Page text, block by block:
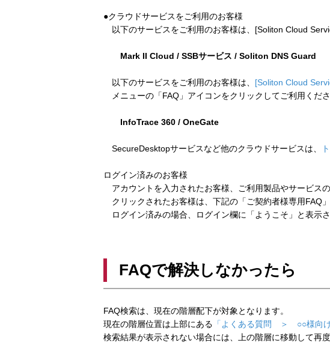
●クラウドサービスをご利用のお客様
以下のサービスをご利用のお客様は、[Soliton Cloud
Mark II Cloud / SSBサービス / Soliton DNS Guard
以下のサービスをご利用のお客様は、 [Soliton Cloud
メニューの「FAQ」アイコンをクリックしてご利用くださ
InfoTrace 360 / OneGate
SecureDesktopサービスなど他のクラウドサービスは、
ログイン済みのお客様
アカウントを入力されたお客様、ご利用製品やサービス
クリックされたお客様は、下記の「ご契約者様専用FAQ」
ログイン済みの場合、ログイン欄に「ようこそ」と表示さ
FAQで解決しなかったら
FAQ検索は、現在の階層配下が対象となります。
現在の階層位置は上部にある 「よくある質問 ＞ ○○様向け
検索結果が表示されない場合には、上の階層に移動して再